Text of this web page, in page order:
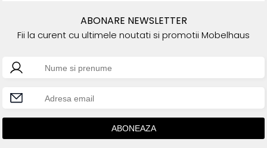
ABONARE NEWSLETTER
Fii la curent cu ultimele noutati si promotii Mobelhaus